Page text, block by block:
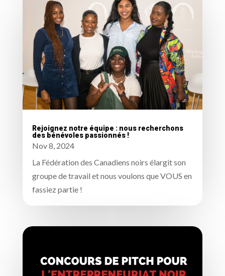
Rejoignez notre équipe : nous recherchons
des bénévoles passionnés !
Nov 8, 2024
La Fédération des Canadiens noirs élargit son
groupe de travail et nous voulons que VOUS en
fassiez partie !